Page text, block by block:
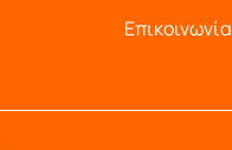
Επικοινωνία